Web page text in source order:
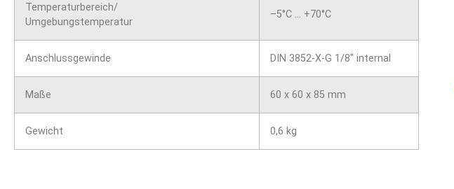
Temperaturbereich/
Umgebungstemperatur
–5°C … +70°C
Anschlussgewinde DIN 3852-X-G 1/8″ internal
Maße 60 x 60 x 85 mm
Gewicht 0,6 kg